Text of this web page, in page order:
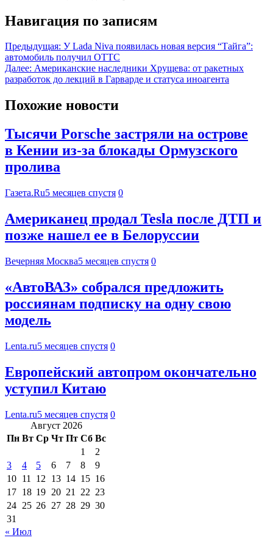
Навигация по записям
Предыдущая: У Lada Niva появилась новая версия “Тайга”:
автомобиль получил ОТТС
Далее: Американские наследники Хрущева: от ракетных
разработок до лекций в Гарварде и статуса иноагента
Похожие новости
Тысячи Porsche застряли на острове
в Кении из-за блокады Ормузского
пролива
Газета.Ru5 месяцев спустя 0
Американец продал Tesla после ДТП и
позже нашел ее в Белоруссии
Вечерняя Москва5 месяцев спустя 0
«АвтоВАЗ» собрался предложить
россиянам подписку на одну свою
модель
Lenta.ru5 месяцев спустя 0
Европейский автопром окончательно
уступил Китаю
Lenta.ru5 месяцев спустя 0
Август 2026
Пн Вт Ср Чт Пт Сб Вс
1
2
3
4 5 6 7 8
9
10 11 12 13 14 15 16
17 18 19 20 21 22 23
24 25 26 27 28 29 30
31
« Июл